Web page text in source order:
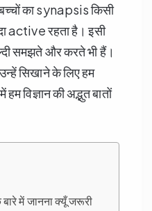
का synapsis किसी
active रहता है। इसी
समझते और करते भी हैं।
सिखाने के लिए हम
विज्ञान की अद्भुत बातों
बारे में जानना क्यूँ जरूरी